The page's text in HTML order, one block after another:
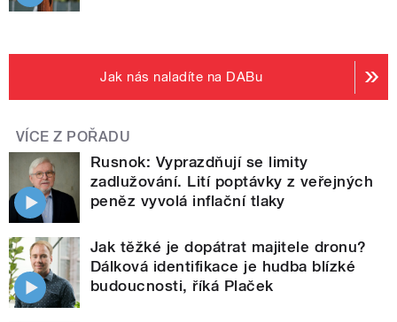
Jak nás naladíte na DABu
VÍCE Z POŘADU
Rusnok: Vyprazdňují se limity
zadlužování. Lití poptávky z veřejných
peněz vyvolá inflační tlaky
Jak těžké je dopátrat majitele dronu?
Dálková identifikace je hudba blízké
budoucnosti, říká Plaček